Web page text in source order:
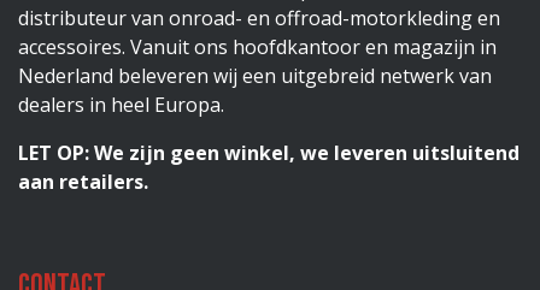
distributeur van onroad- en offroad-motorkleding en
accessoires. Vanuit ons hoofdkantoor en magazijn in
Nederland beleveren wij een uitgebreid netwerk van
dealers in heel Europa.
LET OP: We zijn geen winkel, we leveren uitsluitend
aan retailers.